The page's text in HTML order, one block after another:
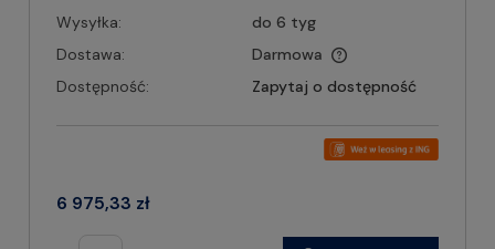
Wysyłka:
do 6 tyg
Dostawa:
Darmowa
Dostępność:
Zapytaj o dostępność
6 975,33 zł